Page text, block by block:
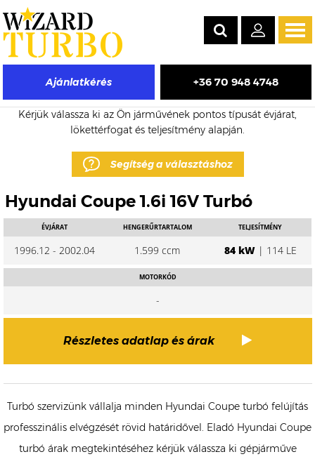
Ajánlatkérés +36 70 948 4748
Hyundai Coupe eladó turbó árak
Kérjük válassza ki az Ön járművének pontos típusát évjárat,
lökettérfogat és teljesítmény alapján.
Segítség a választáshoz
Hyundai Coupe 1.6i 16V Turbó
ÉVJÁRAT
1996.12 - 2002.04
HENGERŰRTARTALOM
1.599 ccm
TELJESÍTMÉNY
84 kW| 114 LE
MOTORKÓD
-
Részletes adatlap és árak
Turbó szervizünk vállalja minden Hyundai Coupe turbó felújítás
professzinális elvégzését rövid határidővel. Eladó Hyundai Coupe
turbó árak megtekintéséhez kérjük válassza ki gépjárműve